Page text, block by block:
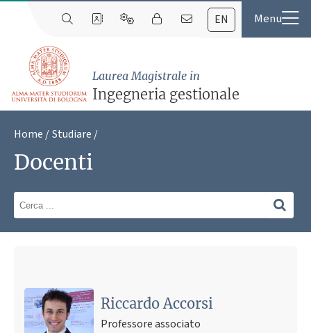
EN
Laurea Magistrale in
Ingegneria gestionale
Home Studiare
Docenti
Riccardo Accorsi
Professore associato